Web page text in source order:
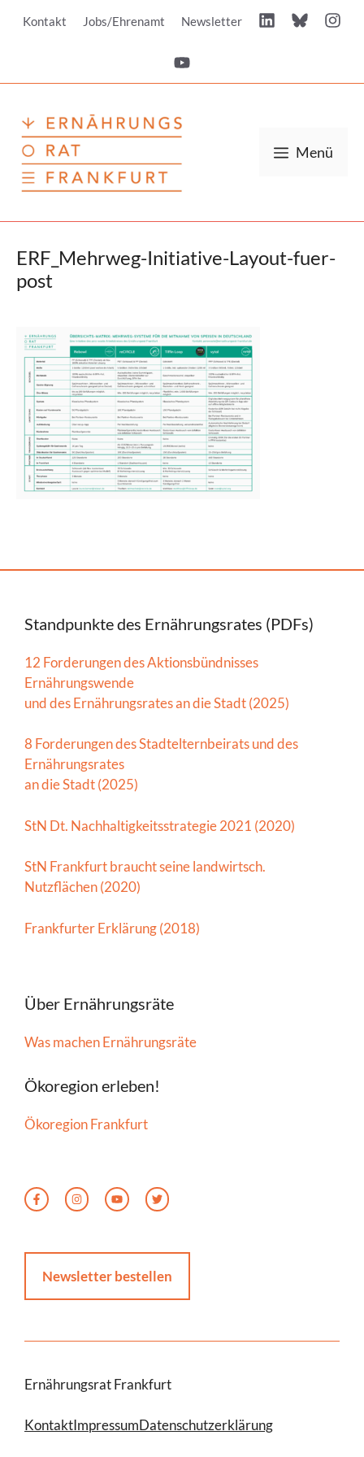
InhaltKontakt Jobs/Ehrenamt Newsletter
Menü
ERF_Mehrweg-Initiative-Layout-fuer-
post
Standpunkte des Ernährungsrates (PDFs)
12 Forderungen des Aktionsbündnisses
Ernährungswende
und des Ernährungsrates an die Stadt (2025)
8 Forderungen des Stadtelternbeirats und des
Ernährungsrates
an die Stadt (2025)
StN Dt. Nachhaltigkeitsstrategie 2021 (2020)
StN Frankfurt braucht seine landwirtsch.
Nutzflächen (2020)
Frankfurter Erklärung (2018)
Über Ernährungsräte
Was machen Ernährungsräte
Ökoregion erleben!
Ökoregion Frankfurt
Newsletter bestellen
Ernährungsrat Frankfurt
KontaktImpressumDatenschutzerklärung